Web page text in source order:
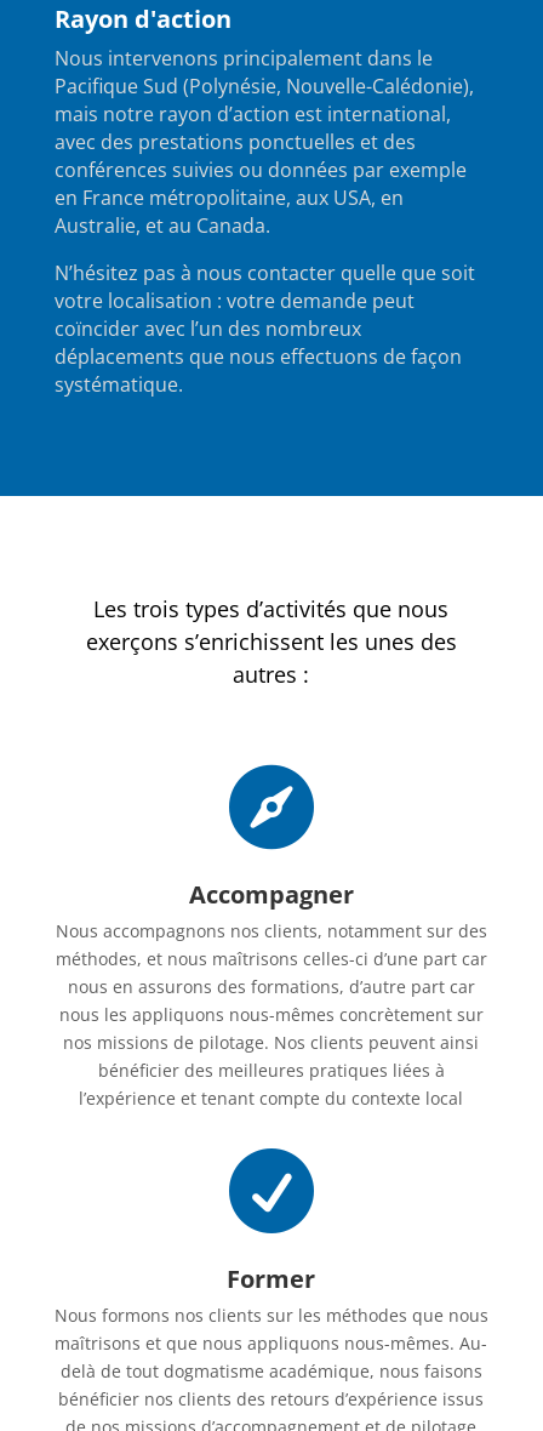
Rayon d'action
Nous intervenons principalement dans le
Pacifique Sud (Polynésie, Nouvelle-Calédonie),
mais notre rayon d’action est international,
avec des prestations ponctuelles et des
conférences suivies ou données par exemple
en France métropolitaine, aux USA, en
Australie, et au Canada.
N’hésitez pas à nous contacter quelle que soit
votre localisation : votre demande peut
coïncider avec l’un des nombreux
déplacements que nous effectuons de façon
systématique.
Les trois types d’activités que nous
exerçons s’enrichissent les unes des
autres :

Accompagner
Nous accompagnons nos clients, notamment sur des
méthodes, et nous maîtrisons celles-ci d’une part car
nous en assurons des formations, d’autre part car
nous les appliquons nous-mêmes concrètement sur
nos missions de pilotage. Nos clients peuvent ainsi
bénéficier des meilleures pratiques liées à
l’expérience et tenant compte du contexte local

Former
Nous formons nos clients sur les méthodes que nous
maîtrisons et que nous appliquons nous-mêmes. Au-
delà de tout dogmatisme académique, nous faisons
bénéficier nos clients des retours d’expérience issus